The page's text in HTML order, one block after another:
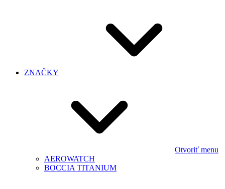
ZNAČKY
Otvoriť menu
AEROWATCH
BOCCIA TITANIUM